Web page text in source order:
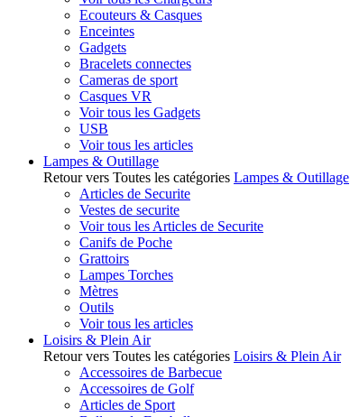
Ecouteurs & Casques
Enceintes
Gadgets
Bracelets connectes
Cameras de sport
Casques VR
Voir tous les Gadgets
USB
Voir tous les articles
Lampes & Outillage
Retour vers Toutes les catégories Lampes & Outillage
Articles de Securite
Vestes de securite
Voir tous les Articles de Securite
Canifs de Poche
Grattoirs
Lampes Torches
Mètres
Outils
Voir tous les articles
Loisirs & Plein Air
Retour vers Toutes les catégories Loisirs & Plein Air
Accessoires de Barbecue
Accessoires de Golf
Articles de Sport